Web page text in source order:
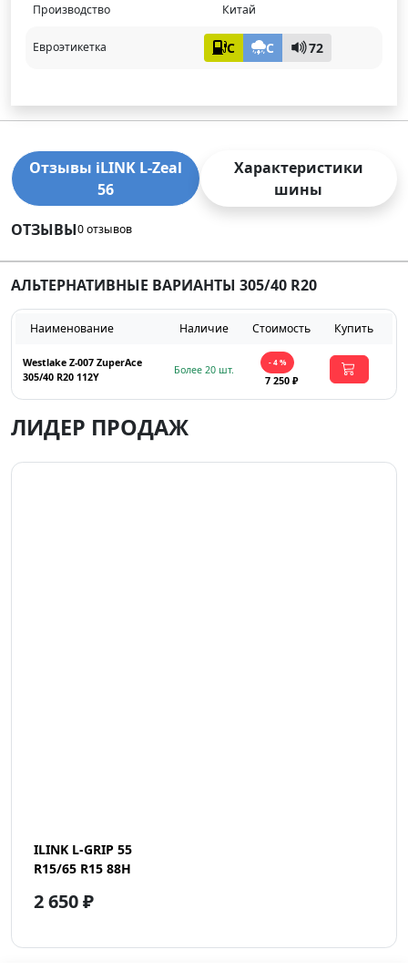
Производство Китай
Евроэтикетка C C 72
Отзывы iLINK L-Zeal
56
Характеристики
шины
ОТЗЫВЫ0 отзывов
АЛЬТЕРНАТИВНЫЕ ВАРИАНТЫ 305/40 R20
Наименование Наличие Стоимость Купить
Westlake Z-007 ZuperAce
305/40 R20 112Y
Более 20 шт.
- 4 %
7 250 ₽
ЛИДЕР ПРОДАЖ
ILINK L-GRIP 55
R15/65 R15 88H
2 650 ₽